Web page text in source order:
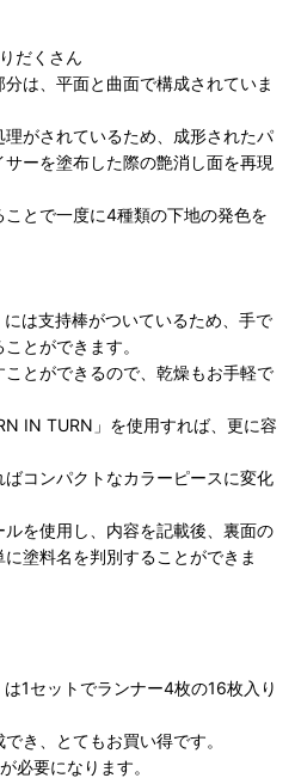
だくさん
は、平面と曲面で構成されていま
がされているため、成形されたパ
ーを塗布した際の艶消し面を再現
とで一度に4種類の下地の発色を
は支持棒がついているため、手で
とができます。
とができるので、乾燥もお手軽で
IN TURN」を使用すれば、更に容
コンパクトなカラーピースに変化
を使用し、内容を記載後、裏面の
塗料名を判別することができま
1セットでランナー4枚の16枚入り
き、とてもお買い得です。
必要になります。